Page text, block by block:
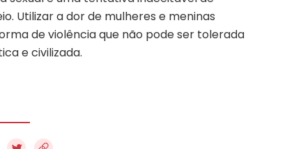
Utilizar a dor de mulheres e meninas
de violência que não pode ser tolerada
e civilizada.